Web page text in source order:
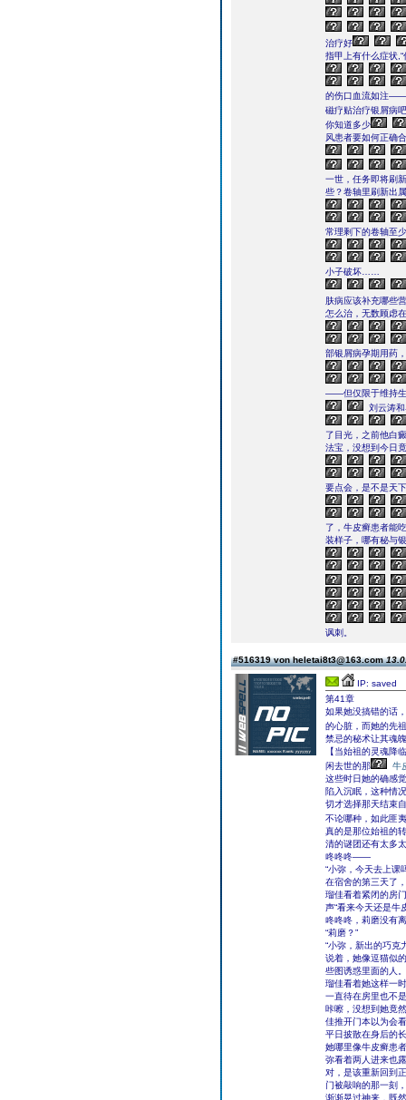
治疗好
指甲上有什么症状
的伤口血流如注——
磁疗贴治疗银屑病吧
你知道多少
风患者要如何正确
一世，任务即将刷
些？卷轴里刷新出
常理剩下的卷轴至
小子破坏……
肤病应该补充哪些
怎么治，无数顾虑
部银屑病孕期用药
——但仅限于维持
刘云涛
了目光，之前他白
法宝，没想到今日
要点会，是不是天
了，牛皮癣患者能
装样子，哪有秘与
讽刺。
#516319 von heletai8t3@163.com
IP: saved
第41章
如果她没搞错的话
的心脏，而她的先
禁忌的秘术让其魂
【当始祖的灵魂降
闲去世的那
牛
这些时日她的确感
陷入沉眠，这种情
切才选择那天结束
不论哪种，如此匪
真的是那位始祖的
清的谜团还有太多
咚咚咚——
“小弥，今天去上课
在宿舍的第三天了
瑠佳看着紧闭的房
声“看来今天还是牛
咚咚咚，莉磨没有
“莉磨？”
“小弥，新出的巧克
说着，她像逗猫似
些图诱惑里面的人。
瑠佳看着她这样一
一直待在房里也不
咔嚓，没想到她竟
佳推开门本以为会
平日披散在身后的
她哪里像牛皮癣患
弥看着两人进来也
对，是该重新回到
门被敲响的那一刻
渐渐晃过神来，既